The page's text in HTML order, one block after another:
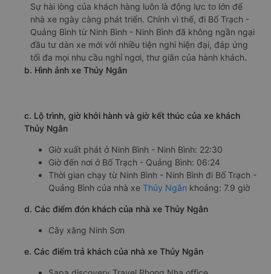
Sự hài lòng của khách hàng luôn là động lực to lớn để
nhà xe ngày càng phát triển. Chính vì thế, đi Bố Trạch -
Quảng Bình từ Ninh Bình - Ninh Bình đã không ngần ngại
đầu tư dàn xe mới với nhiều tiện nghi hiện đại, đáp ứng
tối đa mọi nhu cầu nghỉ ngơi, thư giãn của hành khách.
b. Hình ảnh xe Thủy Ngân
c. Lộ trình, giờ khởi hành và giờ kết thúc của xe khách
Thủy Ngân
Giờ xuất phát ở Ninh Bình - Ninh Bình: 22:30
Giờ đến nơi ở Bố Trạch - Quảng Bình: 06:24
Thời gian chạy từ Ninh Bình - Ninh Bình đi Bố Trạch -
Quảng Bình của nhà xe Thủy Ngân khoảng: 7.9 giờ
d. Các điểm đón khách của nhà xe Thủy Ngân
Cây xăng Ninh Sơn
e. Các điểm trả khách của nhà xe Thủy Ngân